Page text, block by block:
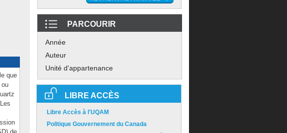
que
ou
PARCOURIR
Année
Auteur
Unité d'appartenance
LIBRE ACCÈS
Libre Accès à l'UQAM
Politique Gouvernement du Canada